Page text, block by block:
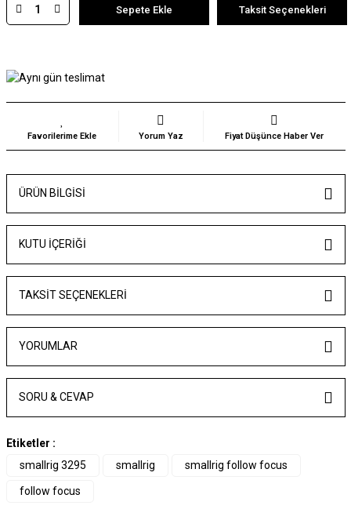
Sepete Ekle Taksit Seçenekleri
Yorum Yaz Fiyat Düşünce Haber Ver
ÜRÜN BILGISI
KUTU İÇERİĞİ
TAKSIT SEÇENEKLERI
YORUMLAR
SORU & CEVAP
Etiketler :
smallrig 3295
smallrig smallrig follow focus
follow focus